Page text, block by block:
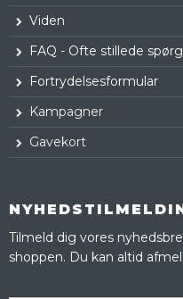
Viden
FAQ - Ofte stillede
Fortrydelsesformular
Kampagner
Gavekort
Tilmeld dig vores
shoppen. Du kan altid